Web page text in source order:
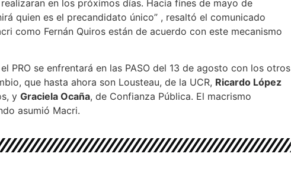
en los próximos días. Hacia fines de mayo de
quien es el precandidato único” , resaltó el comunicado
como Fernán Quiros están de acuerdo con este mecanismo
PRO se enfrentará en las PASO del 13 de agosto con los otros
que hasta ahora son Lousteau, de la UCR, Ricardo López
y Graciela Ocaña, de Confianza Pública. El macrismo
asumió Macri.